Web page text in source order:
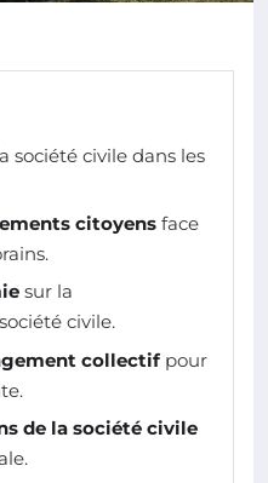
société civile dans les
citoyens face
sur la
civile.
collectifpour
de la société civile